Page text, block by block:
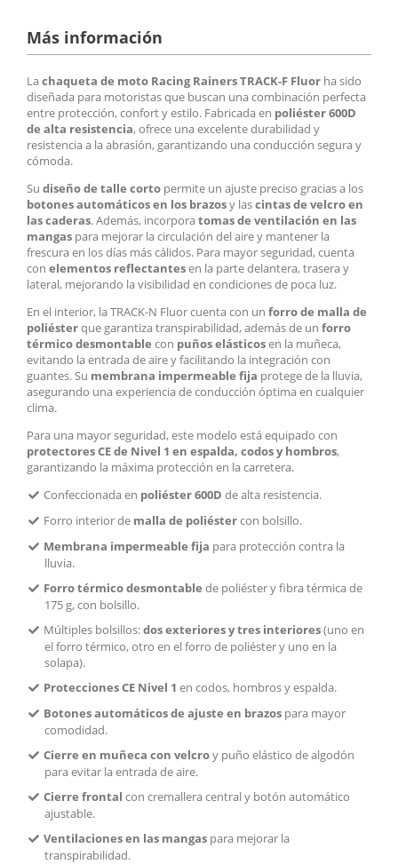
Más información
Lachaqueta de moto Racing Rainers TRACK-F Fluor ha sido
diseñada para motoristas que buscan una combinación perfecta
entre protección, confort y estilo. Fabricada en poliéster 600D
de alta resistencia, ofrece una excelente durabilidad y
resistencia a la abrasión, garantizando una conducción segura y
cómoda.
Su diseño de talle corto permite un ajuste preciso gracias a los
botones automáticos en los brazosy lascintas de velcro en
las caderas. Además, incorporatomas de ventilación en las
mangas para mejorar la circulación del aire y mantener la
frescura en los días más cálidos. Para mayor seguridad, cuenta
con elementos reflectantesen la parte delantera, trasera y
lateral, mejorando la visibilidad en condiciones de poca luz.
En el interior, la TRACK-N Fluor cuenta con un forro de malla de
poliésterque garantiza transpirabilidad, además de un forro
térmico desmontable con puños elásticosen la muñeca,
evitando la entrada de aire y facilitando la integración con
guantes. Su membrana impermeable fija protege de la lluvia,
asegurando una experiencia de conducción óptima en cualquier
clima.
Para una mayor seguridad, este modelo está equipado con
protectores CE de Nivel 1 en espalda, codos y hombros,
garantizando la máxima protección en la carretera.
Confeccionada en poliéster 600D de alta resistencia.
Forro interior de malla de poliéstercon bolsillo.
Membrana impermeable fija para protección contra la
lluvia.
Forro térmico desmontable de poliéster y fibra térmica de
175 g, con bolsillo.
Múltiples bolsillos:dos exteriores y tres interiores(uno en
el forro térmico, otro en el forro de poliéster y uno en la
solapa).
Protecciones CE Nivel 1 en codos, hombros y espalda.
Botones automáticos de ajuste en brazos para mayor
comodidad.
Cierre en muñeca con velcroy puño elástico de algodón
para evitar la entrada de aire.
Cierre frontal con cremallera central y botón automático
ajustable.
Ventilaciones en las mangas para mejorar la
transpirabilidad.